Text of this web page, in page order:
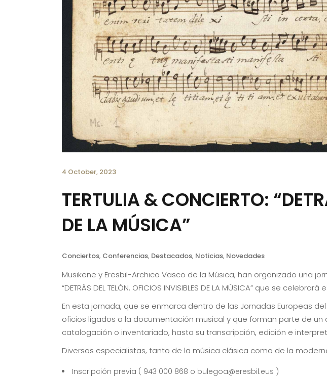
4 October, 2023
TERTULIA & CONCIERTO:
DE LA MÚSICA”
Conciertos, Conferencias, Destacados, Noticias, Novedades
Musikene y Eresbil-Archico Vasco de la Música, han organizado una
“DETRÁS DEL TELÓN. OFICIOS INVISIBLES DE LA MÚSICA” que se
En esta jornada, que se enmarca dentro de las Jornadas Europeas
oficios ligados a la documentación musical y que forman parte de
catalogación o inventariado, hasta su transcripción, edición e
Diversos especialistas, tanto de la música clásica como de la
Inscripción previa ( 943 000 868 o bulegoa@eresbil.eus )